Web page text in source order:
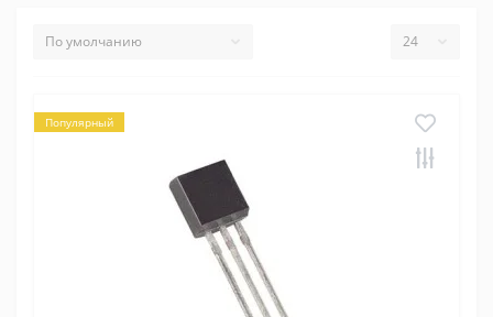
Популярный